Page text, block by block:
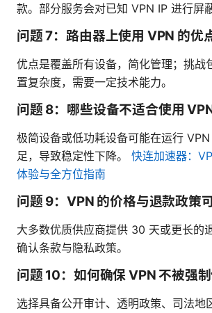
款。部分服务会对已知 VPN IP 进行屏蔽
问题 7：路由器上使用 VPN 的优
优点是覆盖所有设备，简化管理；挑战
置复杂度，需要一定技术能力。
问题 8：哪些设备不适合使用 VPN
极简设备或低功耗设备可能在运行
足，导致稳定性下降。 快连加速器：
体验与全方位指南
问题 9：VPN 的价格与退款政策
大多数优质供应商提供 30 天或更长的
确认条款与隐私政策。
问题 10：如何确保 VPN 不被强制
选择具备公开审计、透明政策、司法地